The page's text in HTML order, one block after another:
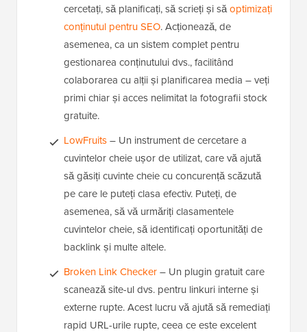
cercetați, să planificați, să scrieți și săoptimizați
conținutul pentru SEO. Acționează, de
asemenea, ca un sistem complet pentru
gestionarea conținutului dvs., facilitând
colaborarea cu alții și planificarea media – veți
primi chiar și acces nelimitat la fotografii stock
gratuite.
LowFruits– Un instrument de cercetare a
cuvintelor cheie ușor de utilizat, care vă ajută
să găsiți cuvinte cheie cu concurență scăzută
pe care le puteți clasa efectiv. Puteți, de
asemenea, să vă urmăriți clasamentele
cuvintelor cheie, să identificați oportunități de
backlink și multe altele.
Broken Link Checker– Un plugin gratuit care
scanează site-ul dvs. pentru linkuri interne și
externe rupte. Acest lucru vă ajută să remediați
rapid URL-urile rupte, ceea ce este excelent